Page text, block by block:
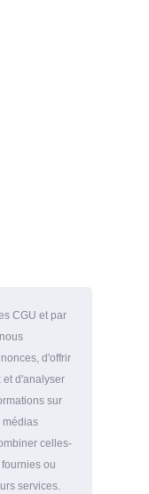
CGU et par
d'offrir
et d'analyser
sur
médias
celles-
ou
services.